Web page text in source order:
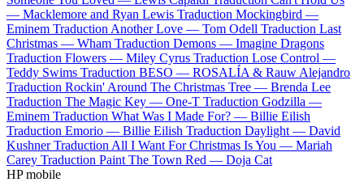
— Macklemore and Ryan Lewis Traduction Mockingbird —
Eminem Traduction Another Love — Tom Odell Traduction Last
Christmas — Wham Traduction Demons — Imagine Dragons
Traduction Flowers — Miley Cyrus Traduction Lose Control —
Teddy Swims Traduction BESO — ROSALÍA & Rauw Alejandro
Traduction Rockin' Around The Christmas Tree — Brenda Lee
Traduction The Magic Key — One-T Traduction Godzilla —
Eminem Traduction What Was I Made For? — Billie Eilish
Traduction Emorio — Billie Eilish Traduction Daylight — David
Kushner Traduction All I Want For Christmas Is You — Mariah
Carey Traduction Paint The Town Red — Doja Cat
HP mobile